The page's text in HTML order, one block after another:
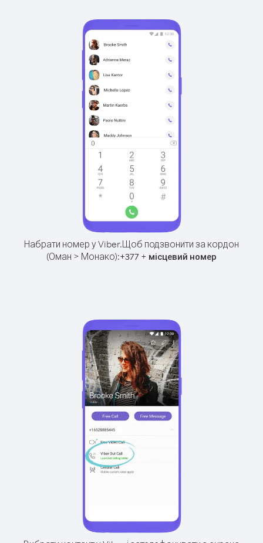
Набрати номер у Viber.Щоб подзвонити за кордон
(Оман > Монако):+377 + місцевий номер